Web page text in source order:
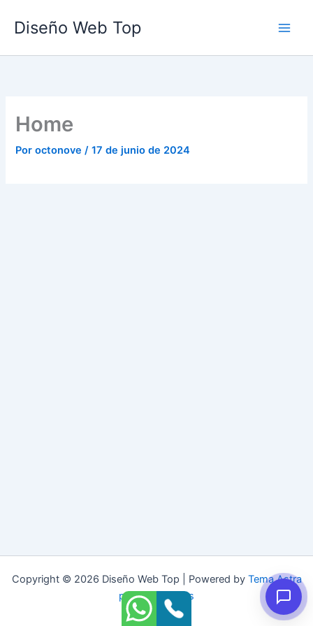
Diseño Web Top
Home
Poroctonove/17 de junio de 2024
Copyright © 2026 Diseño Web Top | Powered by Tema Astra
para WordPress
Whatsapp
Contact
Phone
Contact